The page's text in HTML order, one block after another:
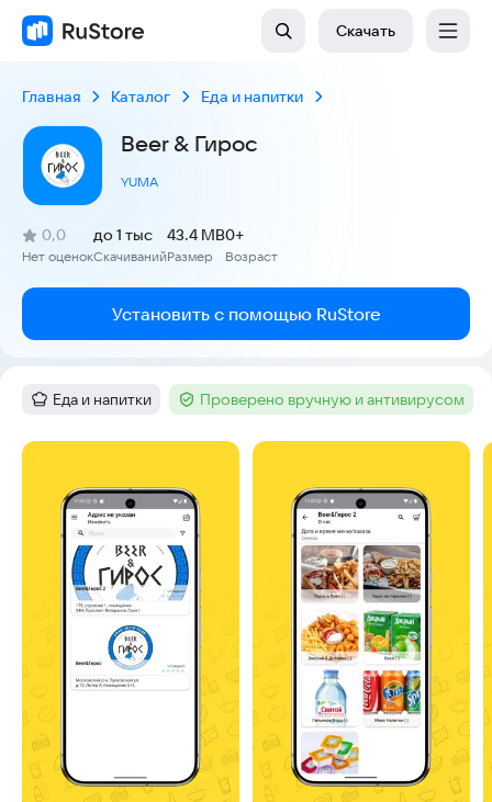
Скачать
Главная Каталог Еда и напитки
Beer & Гирос
YUMA
Рейтинг:
0,0
(
Нет оценок
)
Скачиваний
до 1 тыс
Размер
43.4 MB
Возраст
0+
Установить с помощью RuStore
Категория:
Еда и напитки Тег :Проверено вручную и антивирусом
Скриншоты